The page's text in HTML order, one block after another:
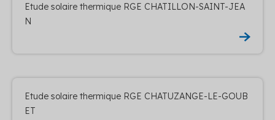
Etude solaire thermique RGE CHATILLON-SAINT-JEA
N
Etude solaire thermique RGE CHATUZANGE-LE-GOUB
ET